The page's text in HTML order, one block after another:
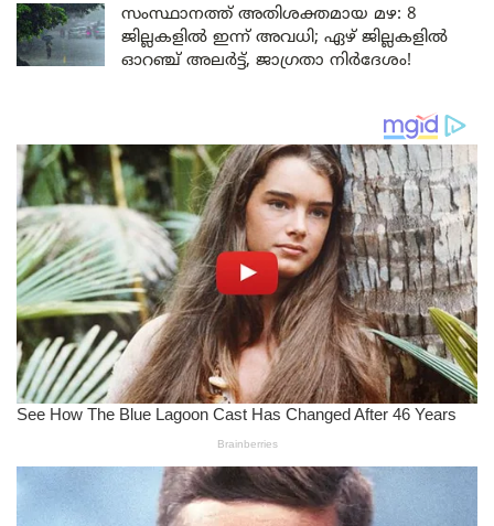
സംസ്ഥാനത്ത് അതിശക്തമായ മഴ: 8
ജില്ലകളിൽ ഇന്ന് അവധി; ഏഴ് ജില്ലകളിൽ
ഓറഞ്ച് അലർട്ട്, ജാഗ്രതാ നിർദേശം!